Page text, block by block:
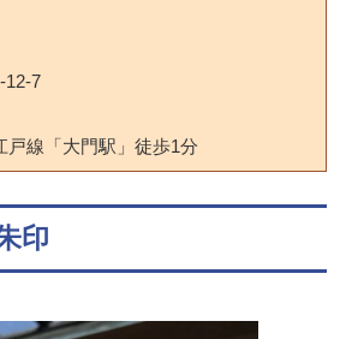
12-7
戸線「大門駅」徒歩1分
印